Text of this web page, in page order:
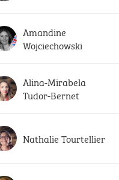
Amandine
Wojciechowski
Alina-Mirabela
Tudor-Bernet
Nathalie Tourtellier